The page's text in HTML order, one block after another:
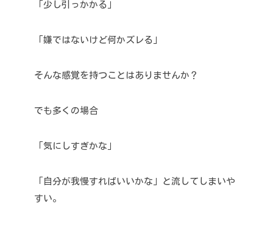
「少し引っかかる」
「嫌ではないけど何かズレる」
そんな感覚を持つことはありませんか？
でも多くの場合
「気にしすぎかな」
「自分が我慢すればいいかな」と流してしまいや
すい。